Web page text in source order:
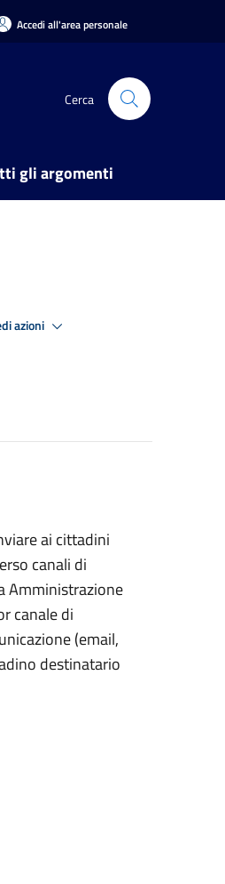
Accedi all'area personale
Cerca
gli argomenti
azioni
ai cittadini
canali di
Amministrazione
canale di
(email,
destinatario